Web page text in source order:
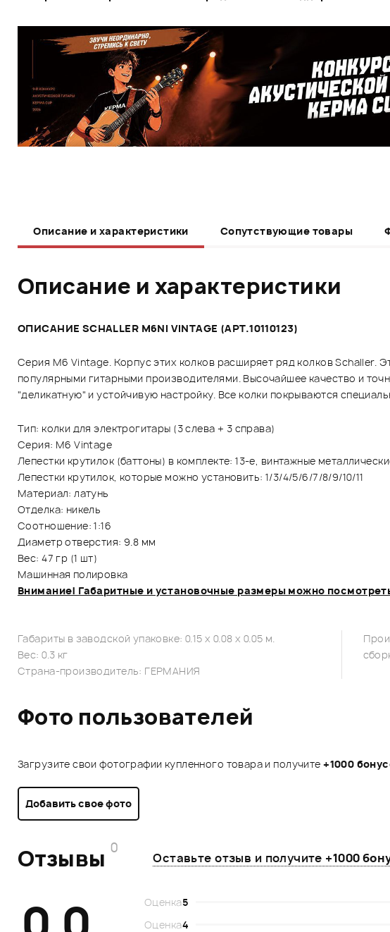
Описание и характеристики Сопутствующие товары
Описание и характеристики
ОПИСАНИЕ SCHALLER M6NI VINTAGE (АРТ.10110123)
Серия M6 Vintage. Корпус этих колков расширяет ряд колков Schaller.
популярными гитарными производителями. Высочайшее качество и
"деликатную" и устойчивую настройку. Все колки покрываются
Тип: колки для электрогитары (3 слева + 3 справа)
Серия: M6 Vintage
Лепестки крутилок (баттоны) в комплекте: 13-е, винтажные
Лепестки крутилок, которые можно установить: 1/3/4/5/6/7/8/9/10/11
Материал: латунь
Отделка: никель
Соотношение: 1:16
Диаметр отверстия: 9.8 мм
Вес: 47 гр (1 шт)
Машинная полировка
Внимание! Габаритные и установочные размеры можно
Габариты в заводской упаковке: 0.15 x 0.08 x 0.05 м.
Вес: 0.3 кг
Страна-производитель: ГЕРМАНИЯ
Фото пользователей
Загрузите свои фотографии купленного товара и получите+1000
Добавить свое фото
Отзывы 0
Оставьте отзыв и получите +1000
Оценка5
Оценка4